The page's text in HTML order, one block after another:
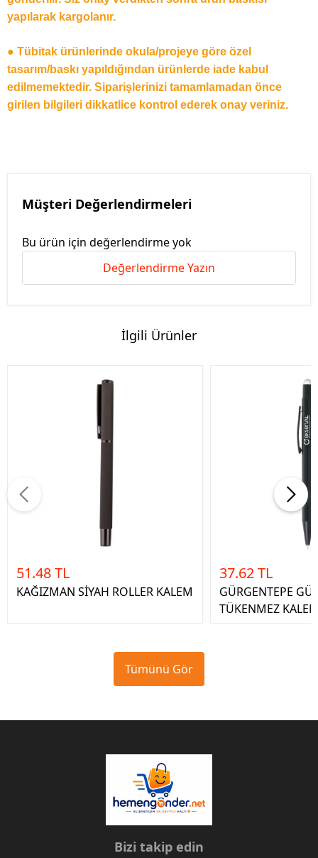
yapılarak kargolanır.
● Tübitak ürünlerinde okula/projeye göre özel
tasarım/baskı yapıldığından ürünlerde iade kabul
edilmemektedir. Siparişlerinizi tamamlamadan önce
girilen bilgileri dikkatlice kontrol ederek onay veriniz.
Müşteri Değerlendirmeleri
Bu ürün için değerlendirme yok
Değerlendirme Yazın
İlgili Ürünler
51.48 TL
KAĞIZMAN SİYAH ROLLER KALEM
37.62 TL
GÜRGENTEPE
TÜKENMEZ
Tümünü Gör
Bizi takip edin